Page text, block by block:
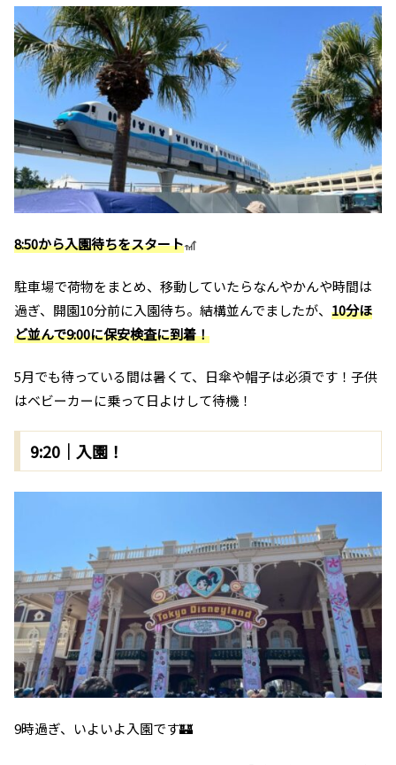
8:50から入園待ちをスタート🎢
駐車場で荷物をまとめ、移動していたらなんやかんや時間は
過ぎ、開園10分前に入園待ち。結構並んでましたが、 10分ほ
ど並んで9:00に保安検査に到着！
5月でも待っている間は暑くて、日傘や帽子は必須です！子供
はベビーカーに乗って日よけして待機！
9:20｜入園！
9時過ぎ、いよいよ入園です🏰